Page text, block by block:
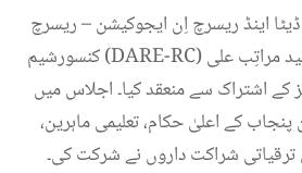
ڈیٹا اینڈ ریسرچ اِن ایجوکیشن – ریسرچ
کنسورشیم (DARE-RC) نے سید احسن علی اور سید مراتِب علی
کے اشتراک سے منعقد کیا۔ اجلاس میں
کے اعلیٰ حکام، تعلیمی ماہرین،
ترقیاتی شراکت داروں نے شرکت کی۔